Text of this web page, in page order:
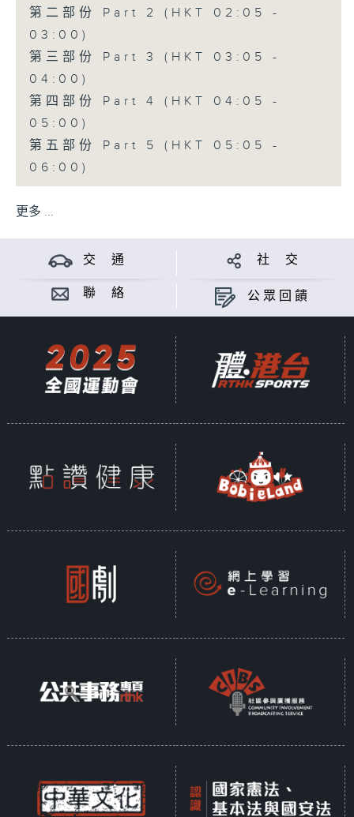
第二部份 Part 2 (HKT 02:05 -
03:00)
第三部份 Part 3 (HKT 03:05 -
04:00)
第四部份 Part 4 (HKT 04:05 -
05:00)
第五部份 Part 5 (HKT 05:05 -
06:00)
更多 ...
交 通 社 交
聯 絡 公眾回饋